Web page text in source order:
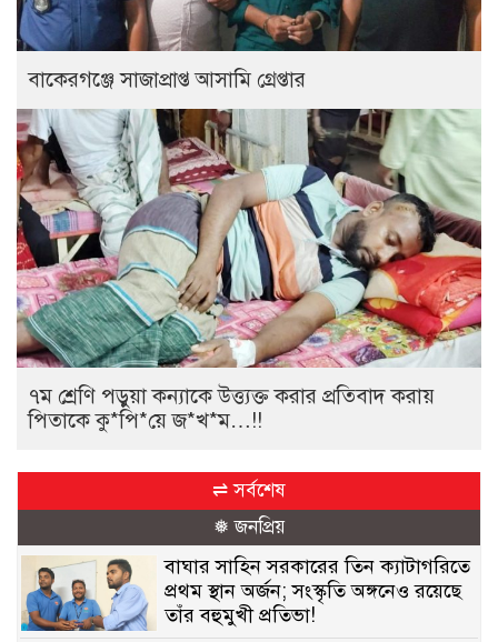
বাকেরগঞ্জে সাজাপ্রাপ্ত আসামি গ্রেপ্তার
৭ম শ্রেণি পড়ুয়া কন্যাকে উত্ত্যক্ত করার প্রতিবাদ করায়
পিতাকে কু*পি*য়ে জ*খ*ম…!!
⇌ সর্বশেষ
❅ জনপ্রিয়
বাঘার সাহিন সরকারের তিন ক্যাটাগরিতে
প্রথম স্থান অর্জন; সংস্কৃতি অঙ্গনেও রয়েছে
তাঁর বহুমুখী প্রতিভা!